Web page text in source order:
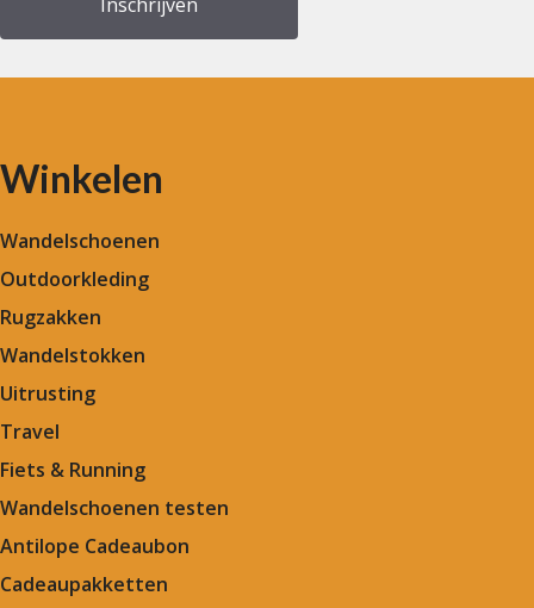
Winkelen
Wandelschoenen
Outdoorkleding
Rugzakken
Wandelstokken
Uitrusting
Travel
Fiets & Running
Wandelschoenen testen
Antilope Cadeaubon
Cadeaupakketten